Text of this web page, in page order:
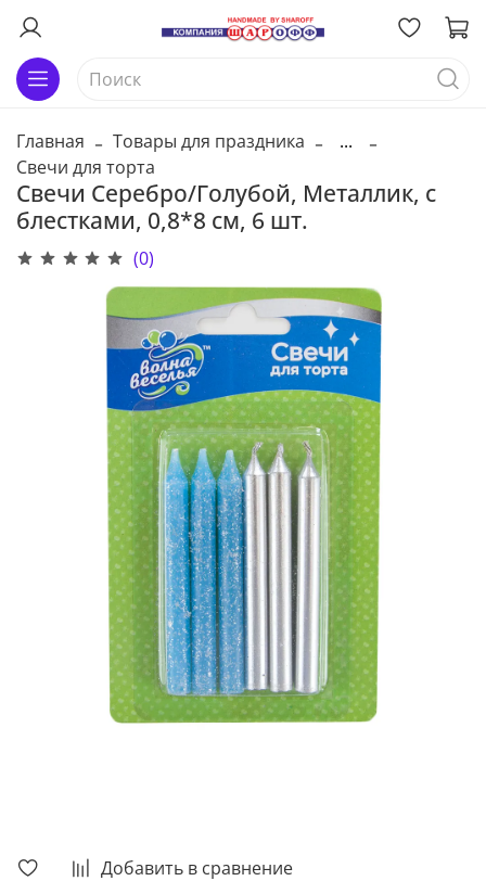
Главная Товары для праздника
...
Свечи для торта
Свечи Серебро/Голубой, Металлик, с
блестками, 0,8*8 см, 6 шт.
(0)
Добавить в сравнение